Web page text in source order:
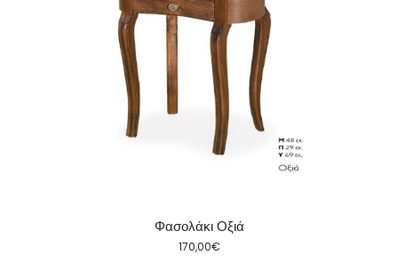
Φασολάκι Οξιά
170,00€